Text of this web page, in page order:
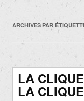
ARCHIVES PAR
LA
LA